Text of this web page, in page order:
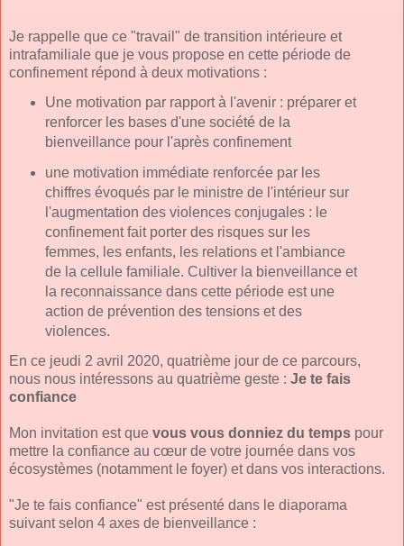
Je rappelle que ce "travail" de transition intérieure et
intrafamiliale que je vous propose en cette période de
confinement répond à deux motivations :
Une motivation par rapport à l'avenir : préparer et
renforcer les bases d'une société de la
bienveillance pour l'après confinement
une motivation immédiate renforcée par les
chiffres évoqués par le ministre de l'intérieur sur
l'augmentation des violences conjugales : le
confinement fait porter des risques sur les
femmes, les enfants, les relations et l'ambiance
de la cellule familiale. Cultiver la bienveillance et
la reconnaissance dans cette période est une
action de prévention des tensions et des
violences.
En ce jeudi 2 avril 2020, quatrième jour de ce parcours,
nous nous intéressons au quatrième geste : Je te fais
confiance
Mon invitation est que vous vous donniez du temps pour
mettre la confiance au cœur de votre journée dans vos
écosystèmes (notamment le foyer) et dans vos interactions.
"Je te fais confiance" est présenté dans le diaporama
suivant selon 4 axes de bienveillance :